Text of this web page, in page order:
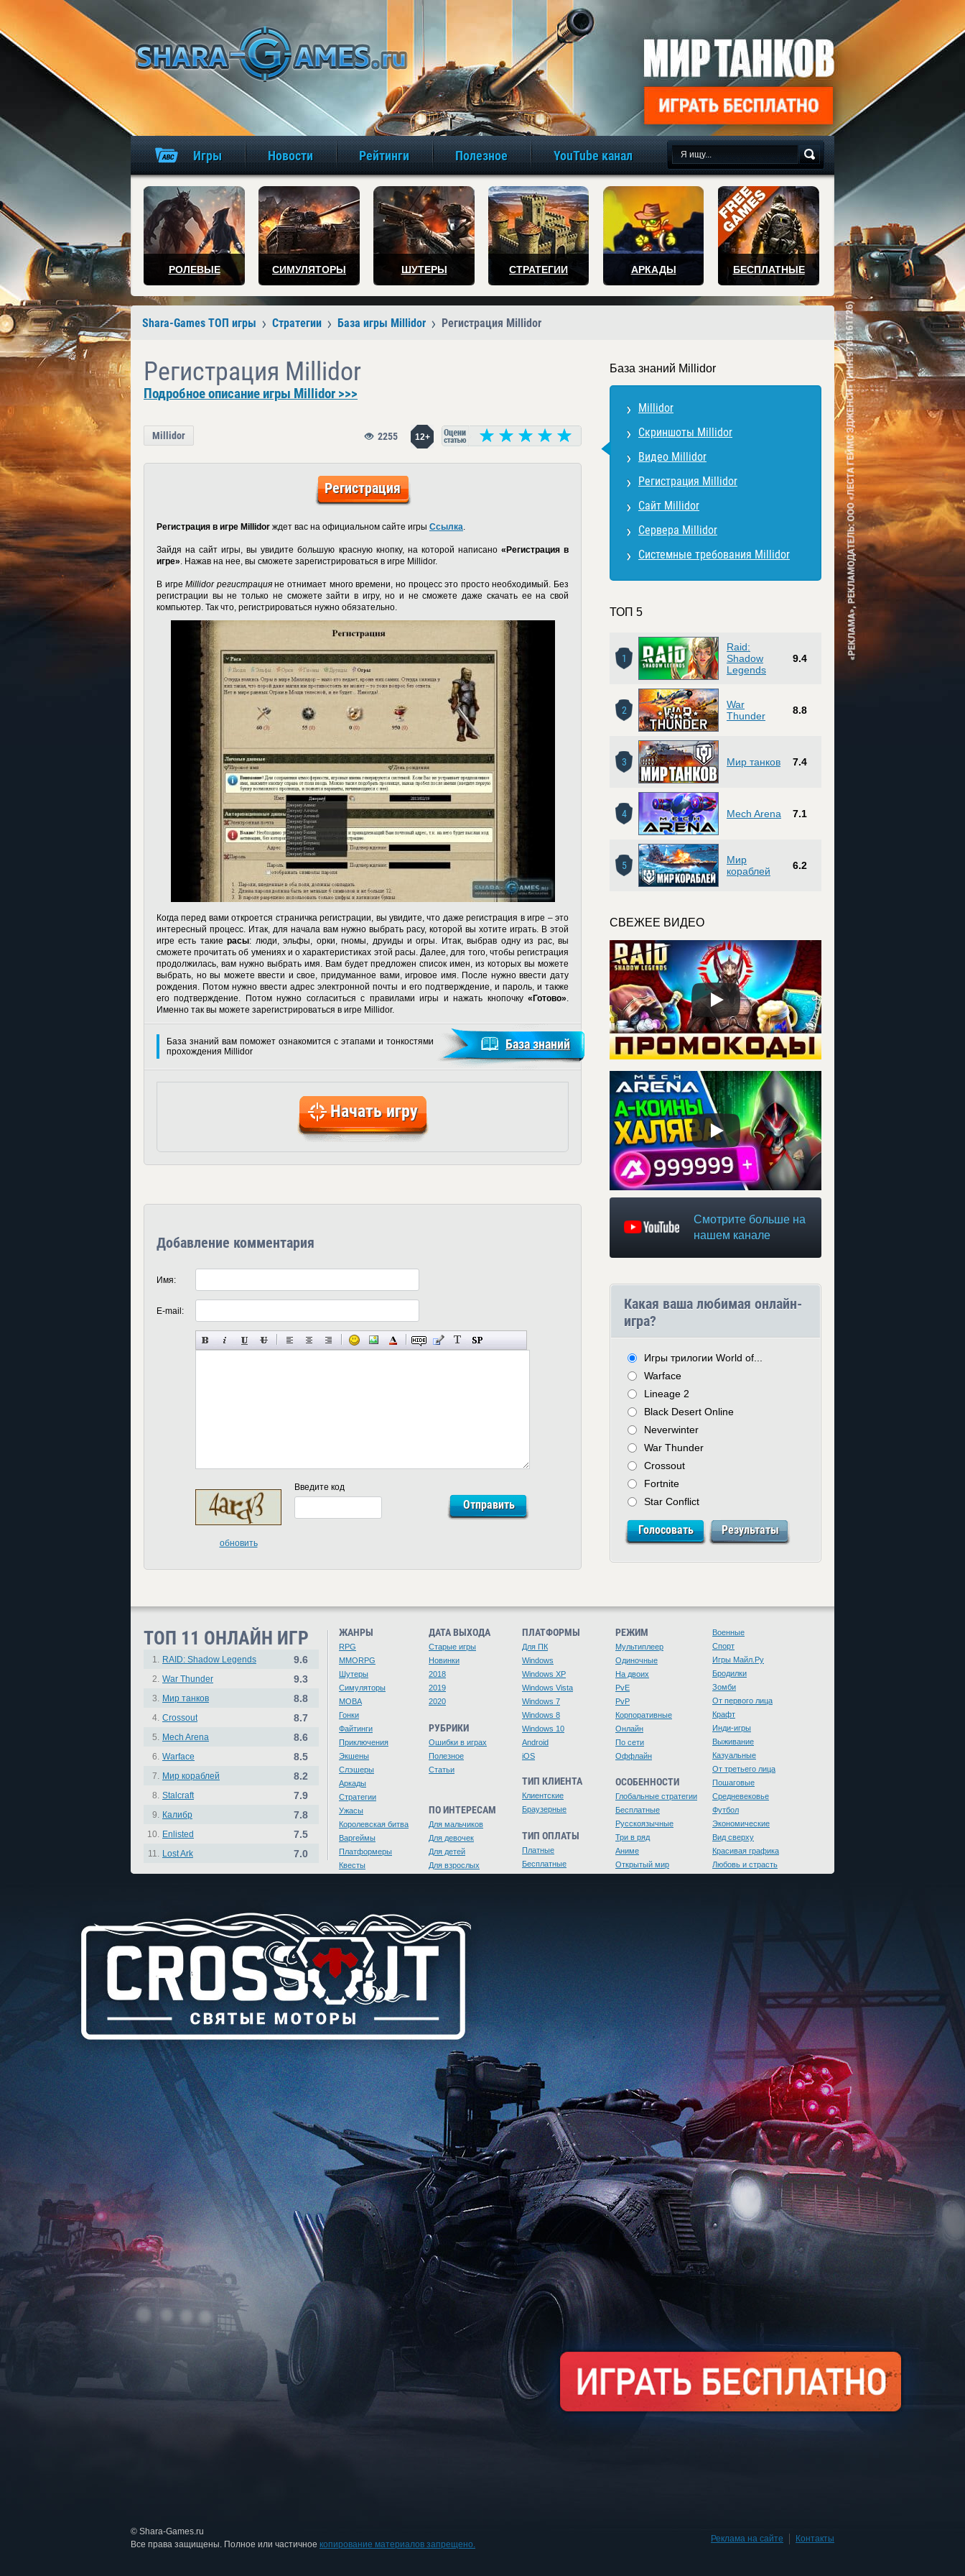
игры онлайн бесплатно
Игры Новости Рейтинги Полезное YouTube канал
РОЛЕВЫЕ СИМУЛЯТОРЫ ШУТЕРЫ СТРАТЕГИИ АРКАДЫ БЕСПЛАТНЫЕ
Shara-Games ТОП игры Стратегии База игры Millidor Регистрация Millidor
Регистрация Millidor
Подробное описание игры Millidor >>>
Millidor 12+
2255
Регистрация
Регистрация в игре Millidor ждет вас на официальном сайте игры Ссылка.
Зайдя на сайт игры, вы увидите большую красную кнопку, на которой написано «Регистрация в
игре». Нажав на нее, вы сможете зарегистрироваться в игре Millidor.
В игреMillidor регистрацияне отнимает много времени, но процесс это просто необходимый. Без
регистрации вы не только не сможете зайти в игру, но и не сможете даже скачать ее на свой
компьютер. Так что, регистрироваться нужно обязательно.
Когда перед вами откроется страничка регистрации, вы увидите, что даже регистрация в игре – это
интересный процесс. Итак, для начала вам нужно выбрать расу, которой вы хотите играть. В этой
игре есть такиерасы: люди, эльфы, орки, гномы, друиды и огры. Итак, выбрав одну из рас, вы
сможете прочитать об умениях и о характеристиках этой расы. Далее, для того, чтобы регистрация
продолжилась, вам нужно выбрать имя. Вам будет предложен список имен, из которых вы можете
выбрать, но вы можете ввести и свое, придуманное вами, игровое имя. После нужно ввести дату
рождения. Потом нужно ввести адрес электронной почты и его подтверждение, и пароль, и также
его подтверждение. Потом нужно согласиться с правилами игры и нажать кнопочку «Готово».
Именно так вы можете зарегистрироваться в игре Millidor.
База знаний вам поможет ознакомится с этапами и тонкостями
прохождения Millidor
База знаний
Начать игру
Добавление комментария
Имя:
E-mail:
обновить
Введите код
База знаний Millidor
Millidor
Скриншоты Millidor
Видео Millidor
Регистрация Millidor
Сайт Millidor
Сервера Millidor
Системные требования Millidor
ТОП 5
1
Raid:
Shadow
Legends
9.4
2
War
Thunder
8.8
3 Мир танков 7.4
4 Mech Arena 7.1
5
Мир
кораблей
6.2
СВЕЖЕЕ ВИДЕО
Смотрите больше на
нашем канале
Какая ваша любимая онлайн-
игра?
Игры трилогии World of...
Warface
Lineage 2
Black Desert Online
Neverwinter
War Thunder
Crossout
Fortnite
Star Conflict
ТОП 11 ОНЛАЙН ИГР
1. RAID: Shadow Legends 9.6
2. War Thunder 9.3
3. Мир танков 8.8
4. Crossout 8.7
5. Mech Arena 8.6
6. Warface 8.5
7. Мир кораблей 8.2
8. Stalcraft 7.9
9. Калибр 7.8
10. Enlisted 7.5
11. Lost Ark 7.0
ЖАНРЫ
RPG
MMORPG
Шутеры
Симуляторы
MOBA
Гонки
Файтинги
Приключения
Экшены
Слэшеры
Аркады
Стратегии
Ужасы
Королевская битва
Варгеймы
Платформеры
Квесты
ДАТА ВЫХОДА
Старые игры
Новинки
2018
2019
2020
РУБРИКИ
Ошибки в играх
Полезное
Статьи
ПО ИНТЕРЕСАМ
Для мальчиков
Для девочек
Для детей
Для взрослых
ПЛАТФОРМЫ
Для ПК
Windows
Windows XP
Windows Vista
Windows 7
Windows 8
Windows 10
Android
iOS
ТИП КЛИЕНТА
Клиентские
Браузерные
ТИП ОПЛАТЫ
Платные
Бесплатные
РЕЖИМ
Мультиплеер
Одиночные
На двоих
PvE
PvP
Корпоративные
Онлайн
По сети
Оффлайн
ОСОБЕННОСТИ
Глобальные стратегии
Бесплатные
Русскоязычные
Три в ряд
Аниме
Открытый мир
Военные
Спорт
Игры Майл.Ру
Бродилки
Зомби
От первого лица
Крафт
Инди-игры
Выживание
Казуальные
От третьего лица
Пошаговые
Средневековье
Футбол
Экономические
Вид сверху
Красивая графика
Любовь и страсть
© Shara-Games.ru
Все права защищены. Полное или частичное копирование материалов запрещено.
Реклама на сайте Контакты